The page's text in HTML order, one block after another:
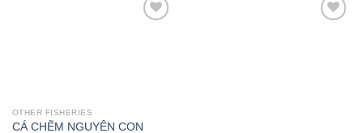
OTHER FISHERIES
CÁ CHẼM NGUYÊN CON